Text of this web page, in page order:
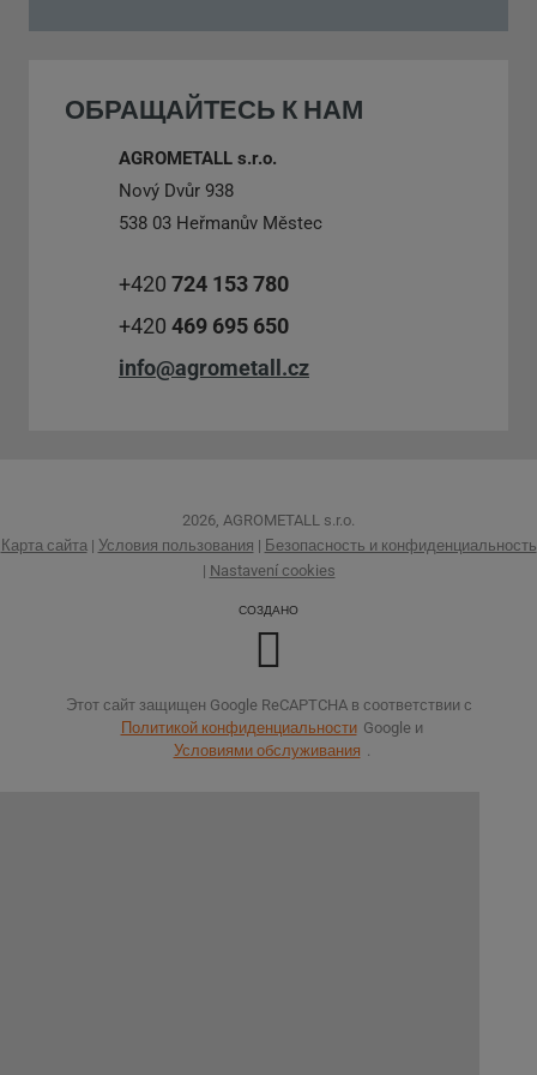
может быть
ОБРАЩАЙТЕСЬ К НАМ
AGROMETALL s.r.o.
Nový Dvůr 938
538 03 Heřmanův Městec
+420 724 153 780
+420 469 695 650
info@agrometall.cz
2026, AGROMETALL s.r.o.
Карта сайта | Условия пользования | Безопасность и конфиденциальность
| Nastavení cookies
СОЗДАНО
Этот сайт защищен Google ReCAPTCHA в соответствии с
Политикой конфиденциальности Google и
Условиями обслуживания